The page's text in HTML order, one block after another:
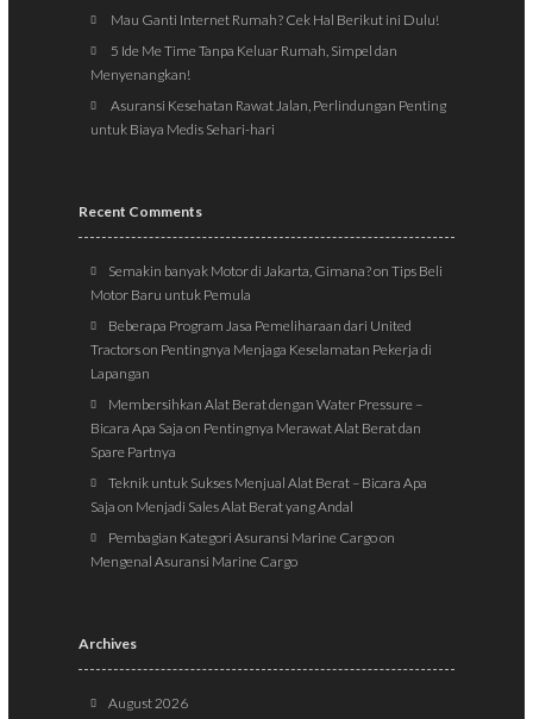
Mau Ganti Internet Rumah? Cek Hal Berikut ini Dulu!
5 Ide Me Time Tanpa Keluar Rumah, Simpel dan
Menyenangkan!
Asuransi Kesehatan Rawat Jalan, Perlindungan Penting
untuk Biaya Medis Sehari-hari
Recent Comments
Semakin banyak Motor di Jakarta, Gimana?onTips Beli
Motor Baru untuk Pemula
Beberapa Program Jasa Pemeliharaan dari United
Tractorson Pentingnya Menjaga Keselamatan Pekerja di
Lapangan
Membersihkan Alat Berat dengan Water Pressure –
Bicara Apa Saja on Pentingnya Merawat Alat Berat dan
Spare Partnya
Teknik untuk Sukses Menjual Alat Berat – Bicara Apa
Saja on Menjadi Sales Alat Berat yang Andal
Pembagian Kategori Asuransi Marine Cargoon
Mengenal Asuransi Marine Cargo
Archives
August 2026